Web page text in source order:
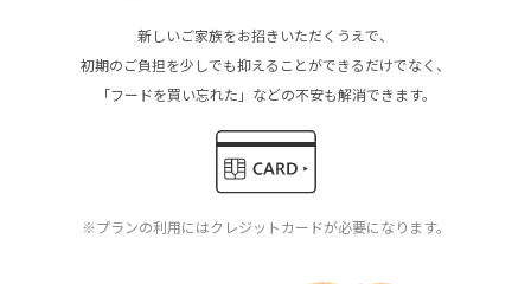
新しいご家族をお招きいただくうえで、
初期のご負担を少しでも抑えることができるだけでなく、
「フードを買い忘れた」などの不安も解消できます。
※プランの利用にはクレジットカードが必要になります。